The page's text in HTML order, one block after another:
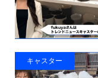
キャスター